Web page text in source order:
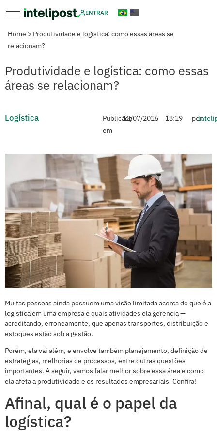
ENTRAR
Home > Produtividade e logística: como essas áreas se
relacionam?
Produtividade e logística: como essas
áreas se relacionam?
Logística
Publicado
em
12/07/2016 18:19 por:
Muitas pessoas ainda possuem uma visão limitada acerca do que é a
logística em uma empresa e quais atividades ela gerencia —
acreditando, erroneamente, que apenas transportes, distribuição e
estoques estão sob a gestão.
Porém, ela vai além, e envolve também planejamento, definição de
estratégias, melhorias de processos, entre outras questões
importantes. A seguir, vamos falar melhor sobre essa área e como
ela afeta a produtividade e os resultados empresariais. Confira!
Afinal, qual é o papel da
logística?